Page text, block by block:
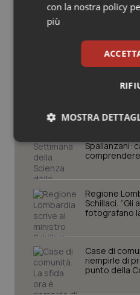
Tumori
Ulcera & Reflusso
Spallanzani:
Regione
Schillaci: “Gli
fotografano
Case di
riempirle di
punto della
con la nostra policy
più
MOSTRA
Necessari
I cookie necessari
sito web abilitandone
navigazione sulle pagine e
protette del sito. Il sito web